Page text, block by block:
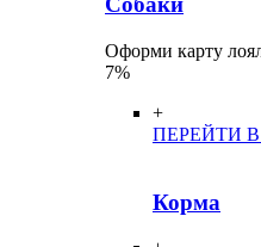
Оформи карту
7%
+
ПЕРЕЙТИ В
Корма